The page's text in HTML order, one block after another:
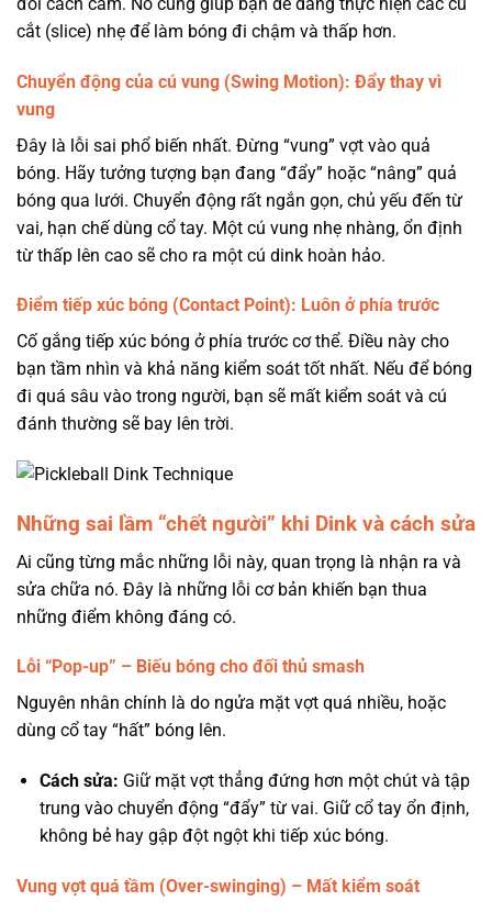
cắt (slice) nhẹ để làm bóng đi chậm và thấp hơn.
Chuyển động của cú vung (Swing Motion): Đẩy thay vì
vung
Đây là lỗi sai phổ biến nhất. Đừng “vung” vợt vào quả
bóng. Hãy tưởng tượng bạn đang “đẩy” hoặc “nâng” quả
bóng qua lưới. Chuyển động rất ngắn gọn, chủ yếu đến từ
vai, hạn chế dùng cổ tay. Một cú vung nhẹ nhàng, ổn định
từ thấp lên cao sẽ cho ra một cú dink hoàn hảo.
Điểm tiếp xúc bóng (Contact Point): Luôn ở phía trước
Cố gắng tiếp xúc bóng ở phía trước cơ thể. Điều này cho
bạn tầm nhìn và khả năng kiểm soát tốt nhất. Nếu để bóng
đi quá sâu vào trong người, bạn sẽ mất kiểm soát và cú
đánh thường sẽ bay lên trời.
Những sai lầm “chết người” khi Dink và cách sửa
Ai cũng từng mắc những lỗi này, quan trọng là nhận ra và
sửa chữa nó. Đây là những lỗi cơ bản khiến bạn thua
những điểm không đáng có.
Lỗi “Pop-up” – Biếu bóng cho đối thủ smash
Nguyên nhân chính là do ngửa mặt vợt quá nhiều, hoặc
dùng cổ tay “hất” bóng lên.
Cách sửa: Giữ mặt vợt thẳng đứng hơn một chút và tập
trung vào chuyển động “đẩy” từ vai. Giữ cổ tay ổn định,
không bẻ hay gập đột ngột khi tiếp xúc bóng.
Vung vợt quá tầm (Over-swinging) – Mất kiểm soát